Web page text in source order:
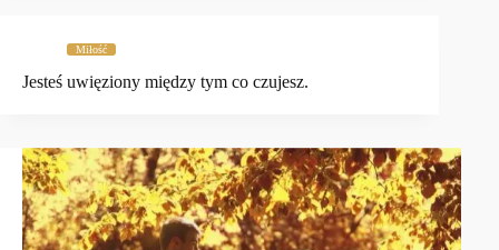
Miłość
Jesteś uwięziony między tym co czujesz.